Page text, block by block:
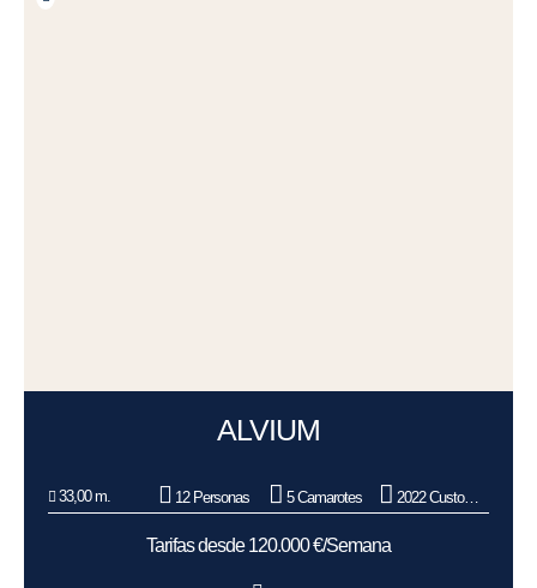
ALVIUM
33,00 m. 12 Personas 5 Camarotes 2022 Custom Line
Tarifas desde 120.000 €/Semana